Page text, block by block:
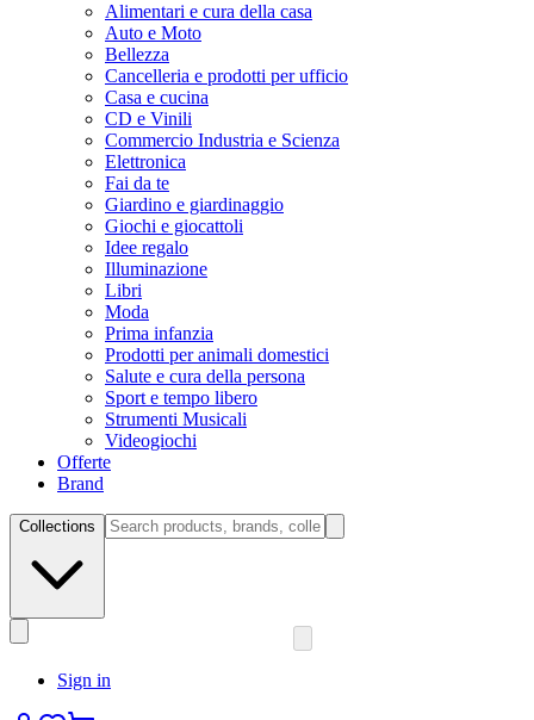
Alimentari e cura della casa
Auto e Moto
Bellezza
Cancelleria e prodotti per ufficio
Casa e cucina
CD e Vinili
Commercio Industria e Scienza
Elettronica
Fai da te
Giardino e giardinaggio
Giochi e giocattoli
Idee regalo
Illuminazione
Libri
Moda
Prima infanzia
Prodotti per animali domestici
Salute e cura della persona
Sport e tempo libero
Strumenti Musicali
Videogiochi
Offerte
Brand
Collections
Sign in